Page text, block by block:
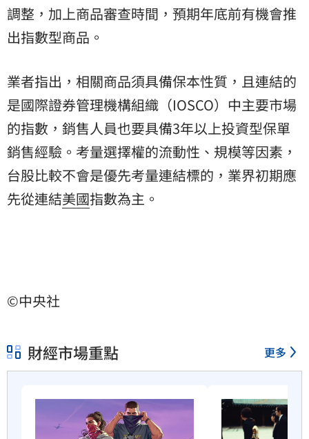
調整，加上商品審查時間，預期年底前有機會推
出指數型商品。
業者指出，相關商品須具備保本性質，且連結的
是國際證券管理機構組織（IOSCO）中主要市場
的指數，銷售人員也要具備3年以上投資型保單
銷售經驗。考量選擇權的流動性、規模等因素，
台股比較不會是優先考量連結標的，業界初期應
先從連結美國指數為主。
©中央社
財經市場重點 更多